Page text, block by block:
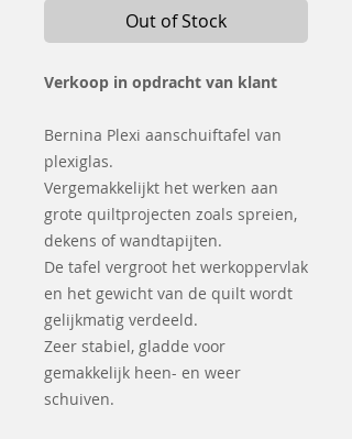
Out of Stock
Verkoop in opdracht van klant
Bernina Plexi aanschuiftafel van
plexiglas.
Vergemakkelijkt het werken aan
grote quiltprojecten zoals spreien,
dekens of wandtapijten.
De tafel vergroot het werkoppervlak
en het gewicht van de quilt wordt
gelijkmatig verdeeld.
Zeer stabiel, gladde voor
gemakkelijk heen- en weer
schuiven.